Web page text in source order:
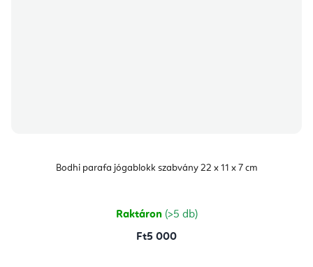
Bodhi parafa jógablokk szabvány 22 x 11 x 7 cm
Raktáron (>5 db)
Ft5 000